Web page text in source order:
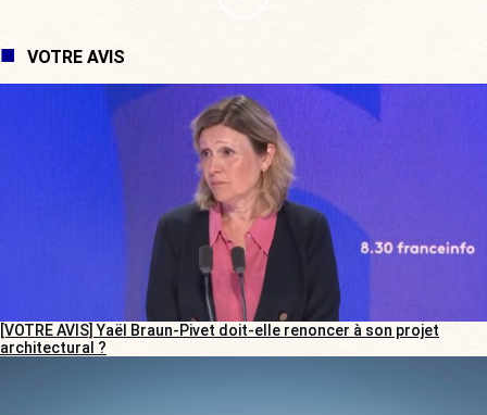
VOTRE AVIS
[VOTRE AVIS] Yaël Braun-Pivet doit-elle renoncer à son projet
architectural ?